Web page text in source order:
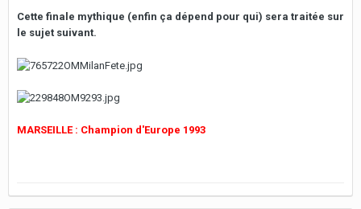
Cette finale mythique (enfin ça dépend pour qui) sera traitée sur
le sujet suivant.
MARSEILLE : Champion d'Europe 1993